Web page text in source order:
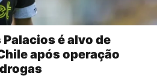
é alvo de
após operação